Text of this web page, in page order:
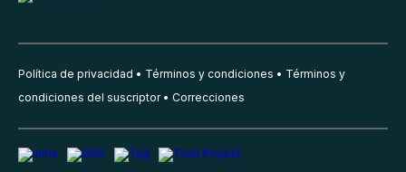
Política de privacidad Términos y condiciones
Términos y
condiciones del suscriptor
Correcciones